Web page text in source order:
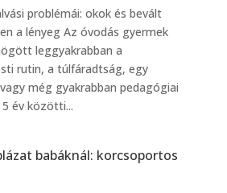
problémái: okok és bevált
a lényeg Az óvodás gyermek
leggyakrabban a
rutin, a túlfáradtság, egy
még gyakrabban pedagógiai
év közötti...
babáknál: korcsoportos